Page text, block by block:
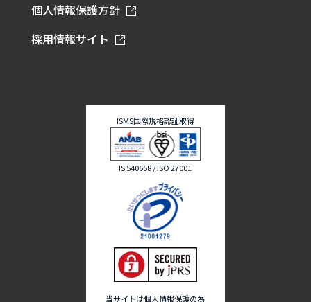
個人情報保護方針
採用情報サイト
ISMS国際規格認証取得
IS 540658 / ISO 27001
当サイトは個人情報保護の為